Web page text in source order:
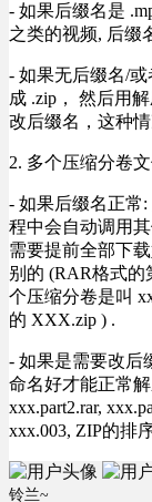
- 如果后缀名是
之类的视频, 后缀
- 如果无后缀名/
成 .zip， 然后用
改后缀名，这种
2. 多个压缩分卷
- 如果后缀名正常
程中会自动调用
需要提前全部下
别的 (RAR格式的
个压缩分卷是叫
的 XXX.zip ) .
- 如果是需要改后
命名好才能正常
xxx.part2.rar,
xxx.003, ZIP的排
铃兰~